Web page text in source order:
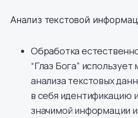
Анализ текстовой
Обработка
“Глаз Бога”
анализа текстовых
в себя идентификацию
значимой информации